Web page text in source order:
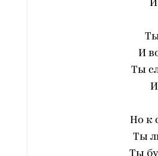
И
И
Ты
Но к
Ты